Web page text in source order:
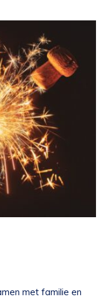
met familie en